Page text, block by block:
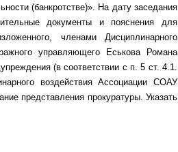
(банкротстве)». На дату заседания
документы и пояснения для
членами Дисциплинарного
управляющего Еськова Романа
(в соответствии с п. 5 ст. 4.1.
воздействия Ассоциации СОАУ
представления прокуратуры. Указать